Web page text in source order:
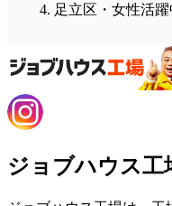
足立区・女性活
ジョブハウス工